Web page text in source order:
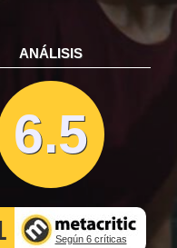
ANÁLISIS
6.5
Según 6 críticas